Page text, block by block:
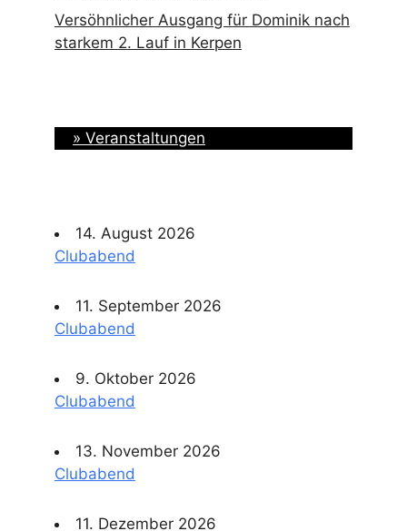
Versöhnlicher Ausgang für Dominik nach
starkem 2. Lauf in Kerpen
» Veranstaltungen
14. August 2026
Clubabend
11. September 2026
Clubabend
9. Oktober 2026
Clubabend
13. November 2026
Clubabend
11. Dezember 2026